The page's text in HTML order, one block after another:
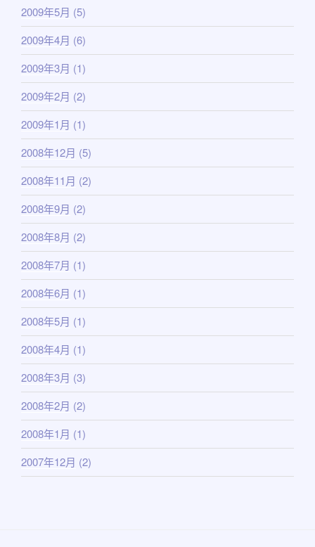
2009年5月 (5)
2009年4月 (6)
2009年3月 (1)
2009年2月 (2)
2009年1月 (1)
2008年12月 (5)
2008年11月 (2)
2008年9月 (2)
2008年8月 (2)
2008年7月 (1)
2008年6月 (1)
2008年5月 (1)
2008年4月 (1)
2008年3月 (3)
2008年2月 (2)
2008年1月 (1)
2007年12月 (2)